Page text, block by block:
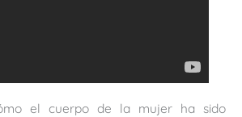
el cuerpo de la mujer ha sido